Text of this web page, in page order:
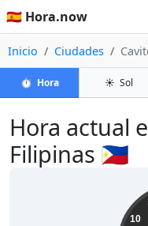
🇪🇸 Hora.now
Inicio Ciudades
⏱️ Hora ☀️ Sol
Hora actual
Filipinas 🇵🇭
10